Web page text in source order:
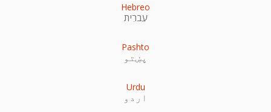
Hebreo
עִברִית
Pashto
پښتو
Urdu
اردو